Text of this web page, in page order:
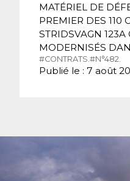
MATÉRIEL DE
PREMIER DES 110
STRIDSVAGN
MODERNISÉS
#CONTRATS. #N°482.
Publié le : 7 août